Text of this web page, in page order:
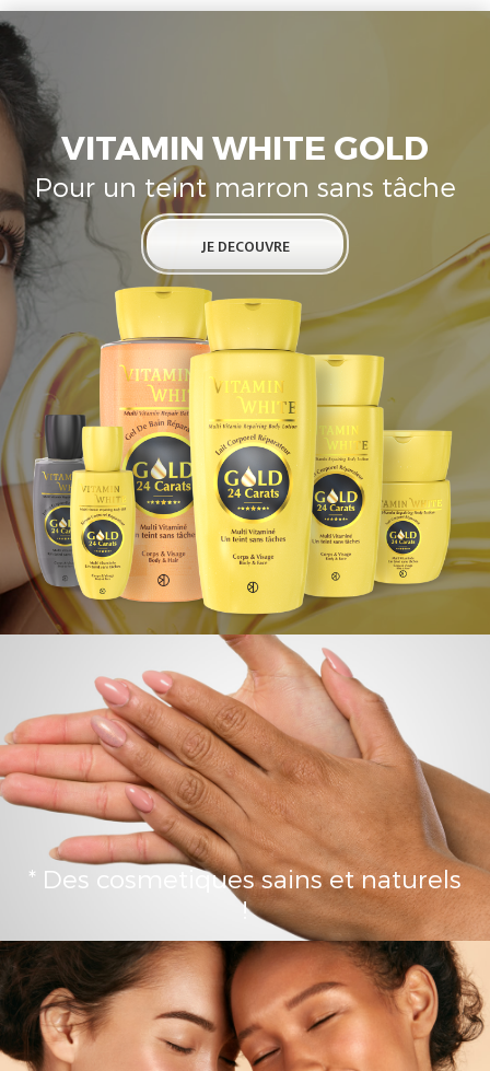
VITAMIN WHITE GOLD
Pour un teint marron sans tâche
JE DECOUVRE
* Des cosmetiques sains et naturels
!